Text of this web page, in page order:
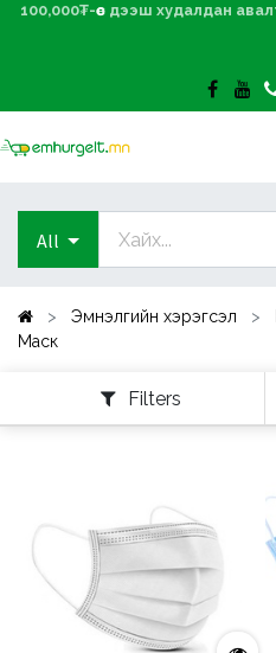
100,000₮-өөс дээш
All
Эмнэлгийн хэрэгсэл
Маск
Filters